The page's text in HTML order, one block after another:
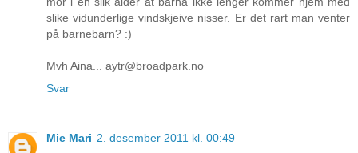
slike vidunderlige vindskjeive nisser. Er det rart man venter
på barnebarn? :)
Mvh Aina... aytr@broadpark.no
Svar
Mie Mari 2. desember 2011 kl. 00:49